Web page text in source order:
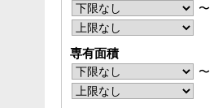
〜
専有面積
〜